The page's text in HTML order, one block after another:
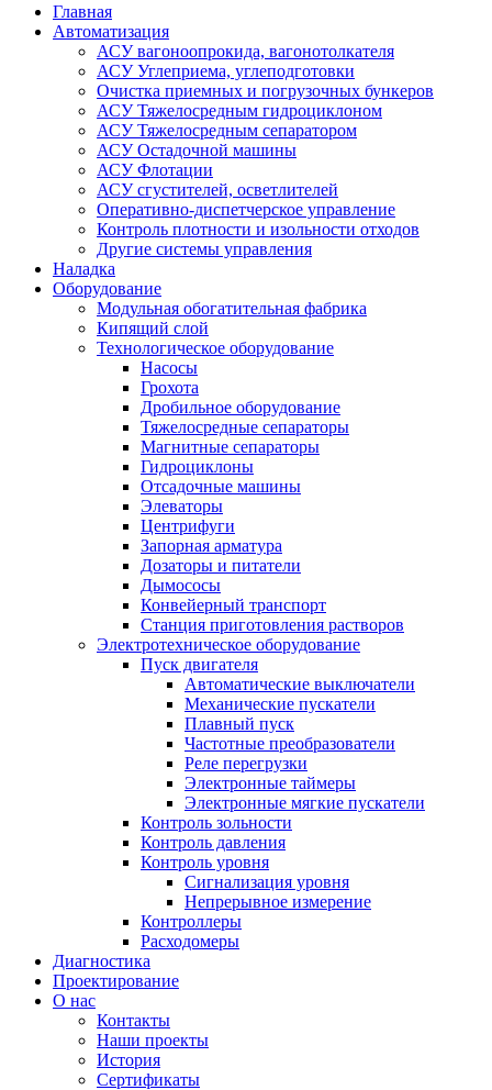
Главная
Автоматизация
АСУ вагоноопрокида, вагонотолкателя
АСУ Углеприема, углеподготовки
Очистка приемных и погрузочных бункеров
АСУ Тяжелосредным гидроциклоном
АСУ Тяжелосредным сепаратором
АСУ Остадочной машины
АСУ Флотации
АСУ сгустителей, осветлителей
Оперативно-диспетчерское управление
Контроль плотности и изольности отходов
Другие системы управления
Наладка
Оборудование
Модульная обогатительная фабрика
Кипящий слой
Технологическое оборудование
Насoсы
Грохота
Дробильное оборудование
Тяжелосредные сепараторы
Магнитные сепараторы
Гидроциклоны
Отсадочные машины
Элеваторы
Центрифуги
Запорная арматура
Дозаторы и питатели
Дымососы
Конвейерный транспорт
Станция приготовления растворов
Электротехническое оборудование
Пуск двигателя
Автоматические выключатели
Механические пускатели
Плавный пуск
Частотные преобразователи
Реле перегрузки
Электронные таймеры
Электронные мягкие пускатели
Контроль зольности
Контроль давления
Контроль уровня
Сигнализация уровня
Непрерывное измерение
Контроллеры
Расходомеры
Диагностика
Проектирование
О нас
Контакты
Наши проекты
История
Сертификаты